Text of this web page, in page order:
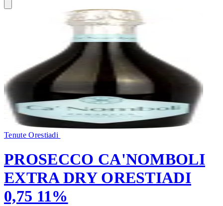
Tenute Orestiadi
PROSECCO CA'NOMBOLI
EXTRA DRY ORESTIADI
0,75 11%